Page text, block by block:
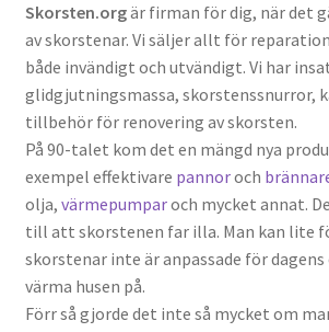
Skorstenssnurra
Skorstensspjäll
Tillbehör
Skorsten.orgär firman för dig, när det
av skorstenar. Vi säljer allt för
både invändigt och utvändigt. Vi har
glidgjutningsmassa, skorstenssnurror,
tillbehör för renovering av skorsten.
På 90-talet kom det en mängd nya
exempel effektivare pannoroch
olja, värmepumparoch mycket annat.
till att skorstenen far illa. Man kan lite
skorstenar inte är anpassade för
värma husen på.
Förr så gjorde det inte så mycket om